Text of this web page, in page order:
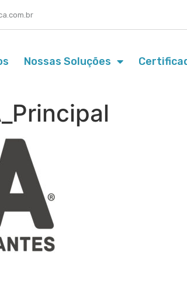
Nossas Soluções